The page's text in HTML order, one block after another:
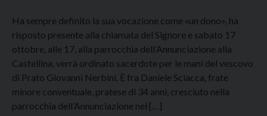
Ha sempre definito la sua vocazione come «un dono», ha
risposto presente alla chiamata del Signore e sabato 17
ottobre, alle 17, alla parrocchia dell’Annunciazione alla
Castellina, verrà ordinato sacerdote per le mani del vescovo
di Prato Giovanni Nerbini. È fra Daniele Sciacca, frate
minore conventuale, pratese di 34 anni, cresciuto nella
parrocchia dell’Annunciazione nel […]